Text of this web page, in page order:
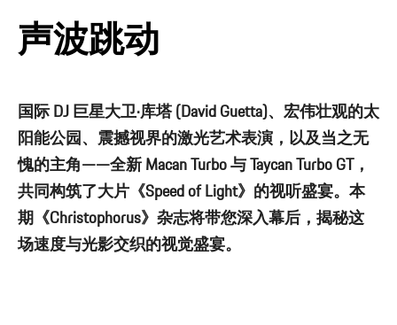
声波跳动
国际 DJ 巨星大卫·库塔 (David Guetta)、宏伟壮观的太
阳能公园、震撼视界的激光艺术表演，以及当之无
愧的主角——全新 Macan Turbo 与 Taycan Turbo GT，
共同构筑了大片《Speed of Light》的视听盛宴。本
期《Christophorus》杂志将带您深入幕后，揭秘这
场速度与光影交织的视觉盛宴。